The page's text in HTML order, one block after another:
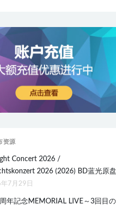
资源
Concert 2026 /
2026 (2026) BD蓝光原盘
7月29日
年記念MEMORIAL LIVE～3回目